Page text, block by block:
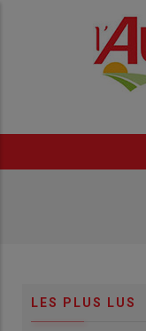
LES PLUS LUS